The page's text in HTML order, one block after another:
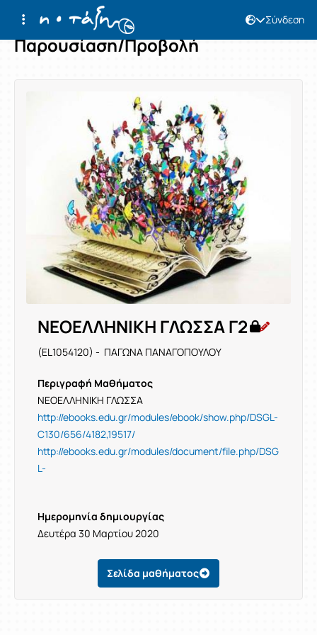
Σύνδεση
Παρουσίαση/Προβολή
ΝΕΟΕΛΛΗΝΙΚΗ ΓΛΩΣΣΑ Γ2
(EL1054120) - ΠΑΓΩΝΑ ΠΑΝΑΓΟΠΟΥΛΟΥ
Περιγραφή Μαθήματος
ΝΕΟΕΛΛΗΝΙΚΗ ΓΛΩΣΣΑ
http://ebooks.edu.gr/modules/ebook/show.php/DSGL-
C130/656/4182,19517/
http://ebooks.edu.gr/modules/document/file.php/DSG
L-
Ημερομηνία δημιουργίας
Δευτέρα 30 Μαρτίου 2020
Σελίδα μαθήματος